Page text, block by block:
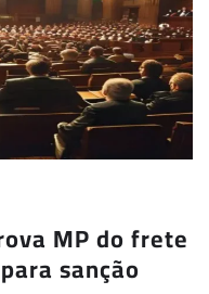
MP do frete
sanção